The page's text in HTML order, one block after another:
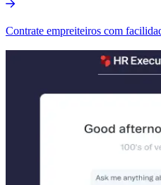
Contrate empreiteiros com